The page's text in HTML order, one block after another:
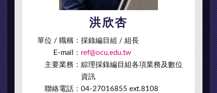
洪欣杏
單位 / 職稱：採錄編目組 / 組長
E-mail： ref@ocu.edu.tw
主要業務：綜理採錄編目組各項業務及數位
資訊
聯絡電話：04-27016855 ext.8108